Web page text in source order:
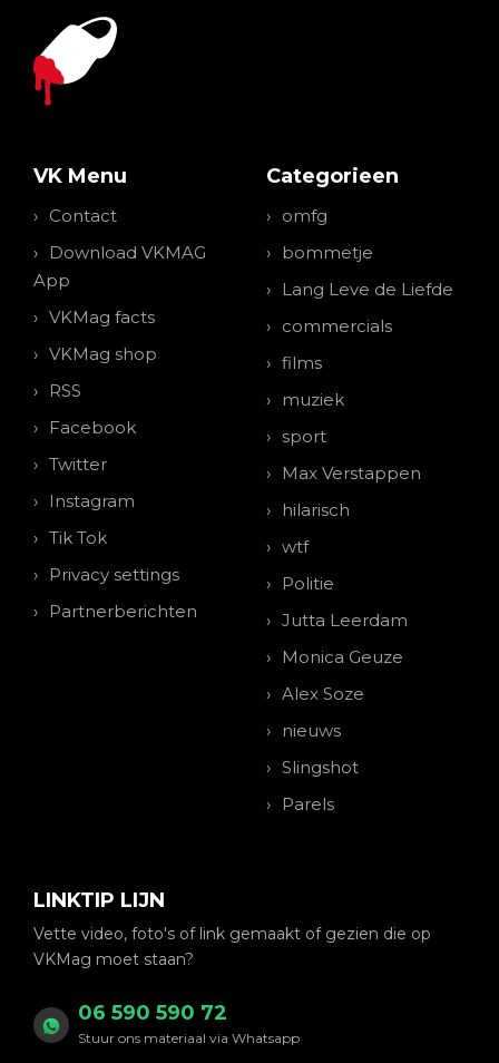
VK Menu
Contact
Download VKMAG
App
VKMag facts
VKMag shop
RSS
Facebook
Twitter
Instagram
Tik Tok
Privacy settings
Partnerberichten
Categorieen
omfg
bommetje
Lang Leve de Liefde
commercials
films
muziek
sport
Max Verstappen
hilarisch
wtf
Politie
Jutta Leerdam
Monica Geuze
Alex Soze
nieuws
Slingshot
Parels
LINKTIP LIJN
Vette video, foto's of link gemaakt of gezien die op
VKMag moet staan?
06 590 590 72
Stuur ons materiaal via Whatsapp